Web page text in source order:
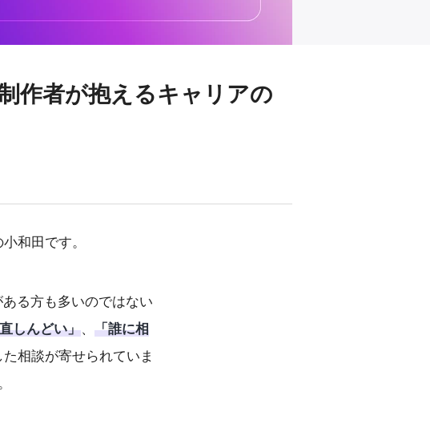
作者が抱えるキャリアの
和田です。
る方も多いのではない
しんどい」、 「誰に相
相談が寄せられていま